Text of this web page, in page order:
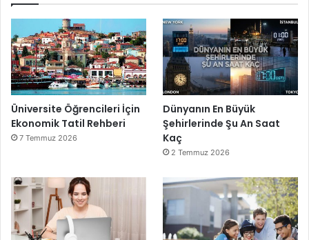
Üniversite Öğrencileri İçin
Ekonomik Tatil Rehberi
7 Temmuz 2026
Dünyanın En Büyük
Şehirlerinde Şu An Saat
Kaç
2 Temmuz 2026